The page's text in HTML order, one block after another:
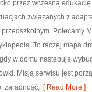
przez wczesną
związanych z
Polecamy
To raczej mapa
w domu następuje
Misją serwisu jest
zaradność, [ Read More ]